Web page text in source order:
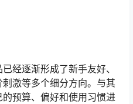
经逐渐形成了新手友好、
激等多个细分方向。与其
预算、偏好和使用习惯进